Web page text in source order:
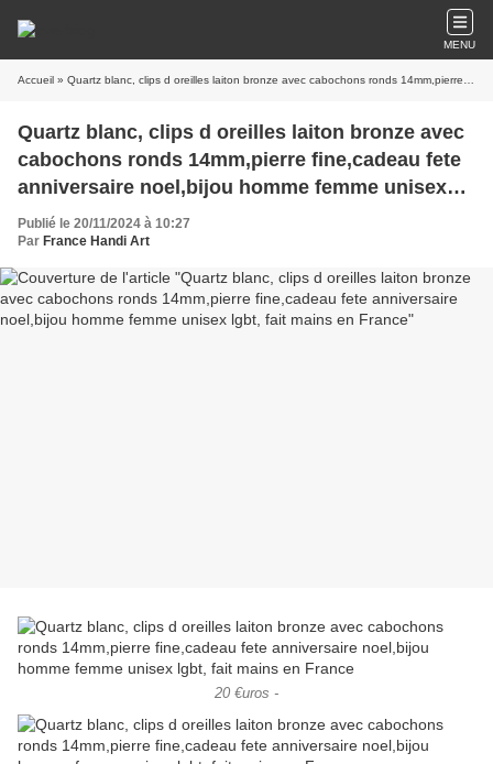
MENU
Accueil » Quartz blanc, clips d oreilles laiton bronze avec cabochons ronds 14mm,pierre fine,cadeau fete anniversaire noel,bijou homme femme unisex lgbt, fait mains en France
Quartz blanc, clips d oreilles laiton bronze avec
cabochons ronds 14mm,pierre fine,cadeau fete
anniversaire noel,bijou homme femme unisex
lgbt, fait mains en France
Publié le 20/11/2024 à 10:27
Par France Handi Art
20 €uros -